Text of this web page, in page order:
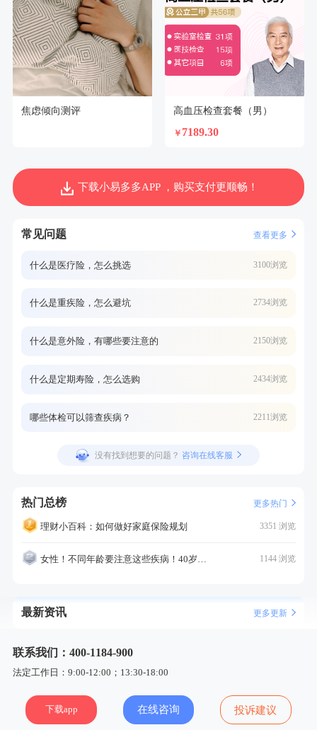
焦虑倾向测评 高血压检查套餐（男）
￥ 7189.30
下载小易多多APP ，购买支付更顺畅！
常见问题 查看更多
什么是医疗险，怎么挑选 3100浏览
什么是重疾险，怎么避坑 2734浏览
什么是意外险，有哪些要注意的 2150浏览
什么是定期寿险，怎么选购 2434浏览
哪些体检可以筛查疾病？ 2211浏览
没有找到想要的问题？ 咨询在线客服
热门总榜 更多热门
理财小百科：如何做好家庭保险规划 3351 浏览
女性！不同年龄要注意这些疾病！40岁的这个疾病最需要注意！ 1144 浏览
最新资讯 更多更新
联系我们：400-1184-900
法定工作日：9:00-12:00；13:30-18:00
下载app 在线咨询 投诉建议